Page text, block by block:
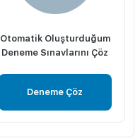
Otomatik Oluşturduğum
Deneme Sınavlarını Çöz
Deneme Çöz